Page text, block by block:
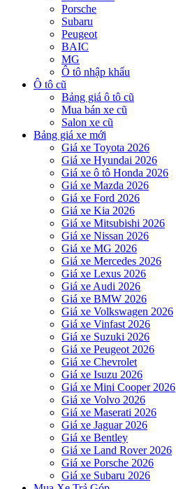
Porsche
Subaru
Peugeot
BAIC
MG
Ô tô nhập khẩu
Ô tô cũ
Bảng giá ô tô cũ
Mua bán xe cũ
Salon xe cũ
Bảng giá xe mới
Giá xe Toyota 2026
Giá xe Hyundai 2026
Giá xe ô tô Honda 2026
Giá xe Mazda 2026
Giá xe Ford 2026
Giá xe Kia 2026
Giá xe Mitsubishi 2026
Giá xe Nissan 2026
Giá xe MG 2026
Giá xe Mercedes 2026
Giá xe Lexus 2026
Giá xe Audi 2026
Giá xe BMW 2026
Giá xe Volkswagen 2026
Giá xe Vinfast 2026
Giá xe Suzuki 2026
Giá xe Peugeot 2026
Giá xe Chevrolet
Giá xe Isuzu 2026
Giá xe Mini Cooper 2026
Giá xe Volvo 2026
Giá xe Maserati 2026
Giá xe Jaguar 2026
Giá xe Bentley
Giá xe Land Rover 2026
Giá xe Porsche 2026
Giá xe Subaru 2026